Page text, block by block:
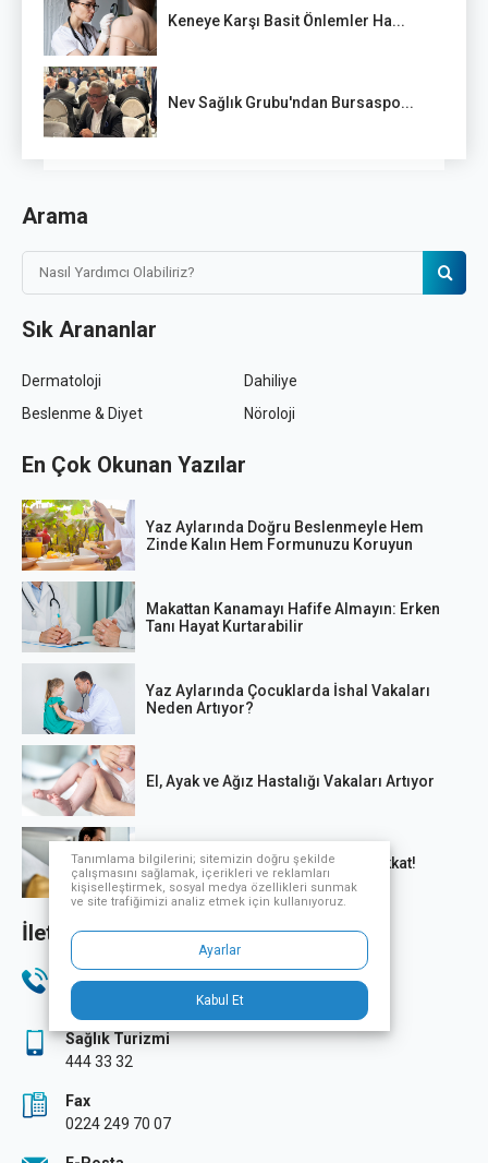
Keneye Karşı Basit Önlemler Ha...
Nev Sağlık Grubu'ndan Bursaspo...
Arama
Sık Arananlar
Dermatoloji
Dahiliye
Beslenme & Diyet
Nöroloji
En Çok Okunan Yazılar
Yaz Aylarında Doğru Beslenmeyle Hem
Zinde Kalın Hem Formunuzu Koruyun
Makattan Kanamayı Hafife Almayın: Erken
Tanı Hayat Kurtarabilir
Yaz Aylarında Çocuklarda İshal Vakaları
Neden Artıyor?
El, Ayak ve Ağız Hastalığı Vakaları Artıyor
Ani kalp krizi kaynaklı ölümlere dikkat!
İletişim Bilgileri
Sağlık Turizmi
444 33 32
Fax
0224 249 70 07
Tanımlama bilgilerini; sitemizin doğru şekilde
çalışmasını sağlamak, içerikleri ve reklamları
kişiselleştirmek, sosyal medya özellikleri sunmak
ve site trafiğimizi analiz etmek için kullanıyoruz.
Ayarlar
Kabul Et